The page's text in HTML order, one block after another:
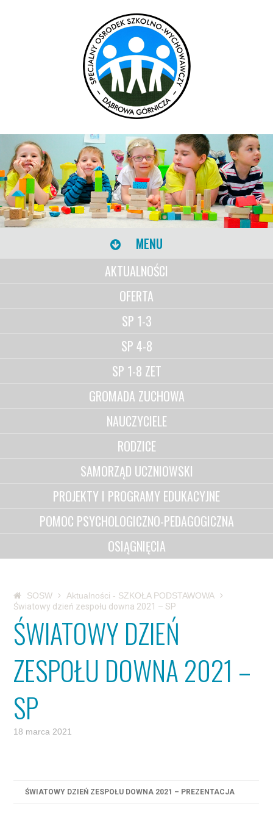
MENU
AKTUALNOŚCI
OFERTA
SP 1-3
SP 4-8
SP 1-8 ZET
GROMADA ZUCHOWA
NAUCZYCIELE
RODZICE
SAMORZĄD UCZNIOWSKI
PROJEKTY I PROGRAMY EDUKACYJNE
POMOC PSYCHOLOGICZNO-PEDAGOGICZNA
OSIĄGNIĘCIA
SOSW
Aktualności - SZKOŁA PODSTAWOWA
Światowy dzień zespołu downa 2021 – SP
ŚWIATOWY DZIEŃ
ZESPOŁU DOWNA 2021 –
SP
18 marca 2021
ŚWIATOWY DZIEŃ ZESPOŁU DOWNA 2021 – PREZENTACJA